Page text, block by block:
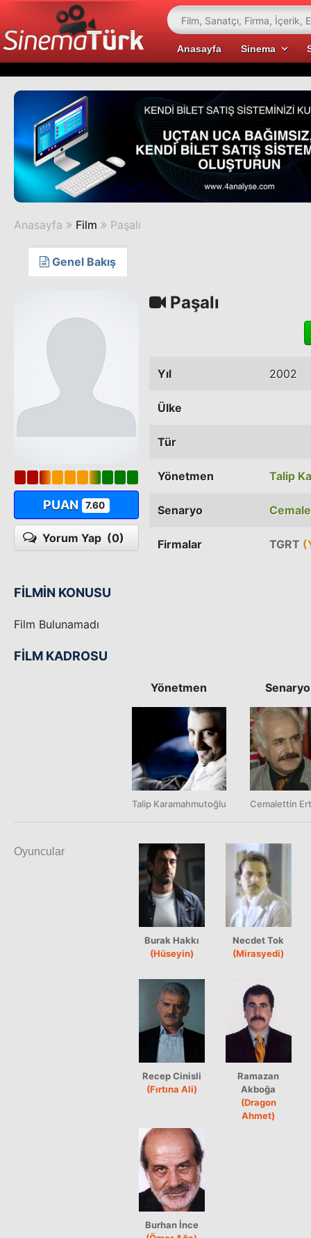
Anasayfa Sinema
Anasayfa Film Paşalı
Genel Bakış
PUAN 7.60
Yorum Yap (0)
Paşalı
Yıl 2002
Ülke
Tür
Yönetmen Talip
Senaryo
Firmalar TGRT
FİLMİN KONUSU
Film Bulunamadı
FİLM KADROSU
Yönetmen
Talip Karamahmutoğlu
Senaryo
Cemalettin
Oyuncular
Burak Hakkı
(Hüseyin)
Necdet Tok
(Mirasyedi)
Recep Cinisli
(Fırtına Ali)
Ramazan
Akboğa
(Dragon
Ahmet)
Burhan İnce